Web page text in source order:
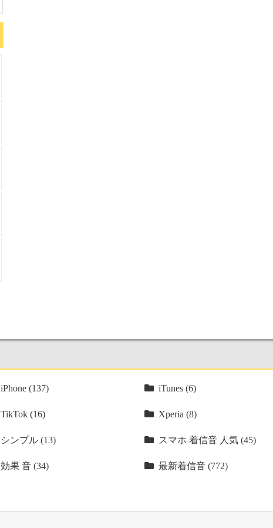
iPhone (137) iTunes (6)
TikTok (16) Xperia (8)
シンプル (13) スマホ 着信音 人気 (45)
効果 音 (34) 最新着信音 (772)